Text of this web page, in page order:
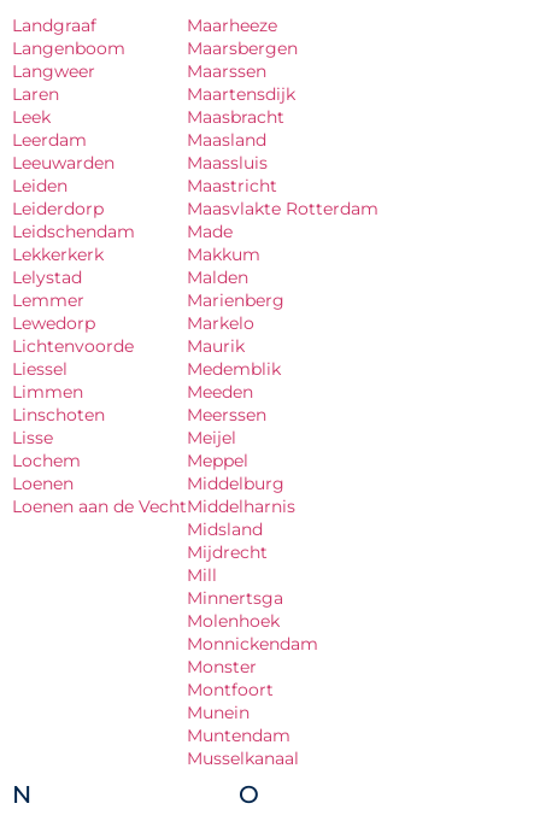
Landgraaf
Langenboom
Langweer
Laren
Leek
Leerdam
Leeuwarden
Leiden
Leiderdorp
Leidschendam
Lekkerkerk
Lelystad
Lemmer
Lewedorp
Lichtenvoorde
Liessel
Limmen
Linschoten
Lisse
Lochem
Loenen
Loenen aan de Vecht
Maarheeze
Maarsbergen
Maarssen
Maartensdijk
Maasbracht
Maasland
Maassluis
Maastricht
Maasvlakte Rotterdam
Made
Makkum
Malden
Marienberg
Markelo
Maurik
Medemblik
Meeden
Meerssen
Meijel
Meppel
Middelburg
Middelharnis
Midsland
Mijdrecht
Mill
Minnertsga
Molenhoek
Monnickendam
Monster
Montfoort
Munein
Muntendam
Musselkanaal
N O